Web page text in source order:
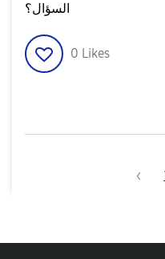
السؤال؟
0 Likes